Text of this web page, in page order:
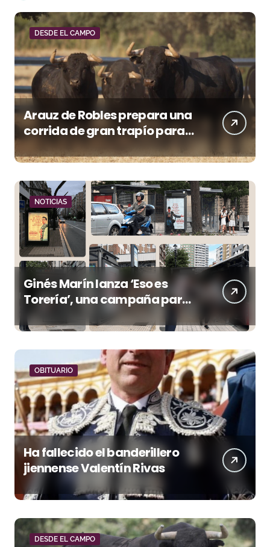
DESDE EL CAMPO
Arauz de Robles prepara una
corrida de gran trapío para
la despedida de Víctor Puerto
en Ciudad Real (Vídeo)
NOTICIAS
Ginés Marín lanza ‘Eso es
Torería’, una campaña para
reivindicar los valores del
toreo más allá del ruedo
OBITUARIO
Ha fallecido el banderillero
jiennense Valentín Rivas
DESDE EL CAMPO